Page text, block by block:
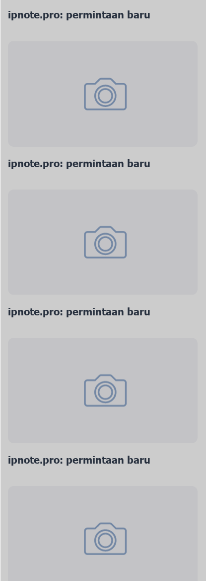
ipnote.pro: permintaan baru
ipnote.pro: permintaan baru
ipnote.pro: permintaan baru
ipnote.pro: permintaan baru